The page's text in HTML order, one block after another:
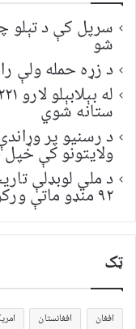
شو
د زړه حمله ولې
ستانه شوي
د رسنیو پر
ولایتونو کې
د ملي لوبډلې
۹۲ منډو ماتې ورکړه
ټک
افغان افغانستان